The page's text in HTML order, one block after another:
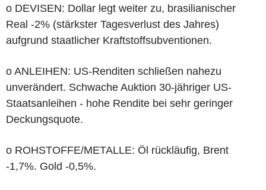
o DEVISEN: Dollar legt weiter zu, brasilianischer
Real -2% (stärkster Tagesverlust des Jahres)
aufgrund staatlicher Kraftstoffsubventionen.
o ANLEIHEN: US-Renditen schließen nahezu
unverändert. Schwache Auktion 30-jähriger US-
Staatsanleihen - hohe Rendite bei sehr geringer
Deckungsquote.
o ROHSTOFFE/METALLE: Öl rückläufig, Brent
-1,7%. Gold -0,5%.